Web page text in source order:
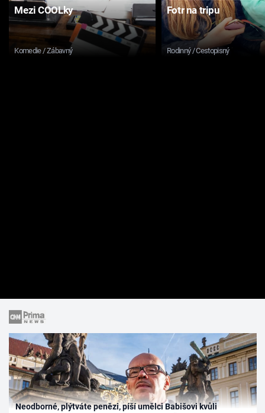
Mezi COOLky
Komedie / Zábavný
Fotr na tripu
Rodinný / Cestopisný
Neodborné, plýtváte penězi, píší umělci Babišovi kvůli